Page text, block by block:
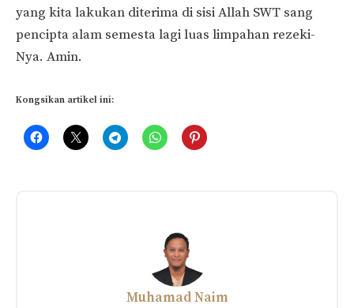
yang kita lakukan diterima di sisi Allah SWT sang
pencipta alam semesta lagi luas limpahan rezeki-
Nya. Amin.
Kongsikan artikel ini: